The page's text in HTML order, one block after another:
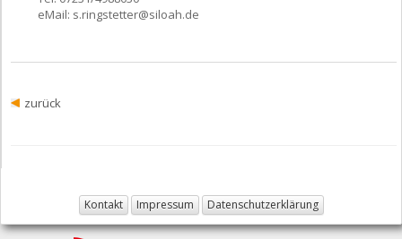
eMail: s.ringstetter@siloah.de
zurück
Kontakt Impressum Datenschutzerklärung